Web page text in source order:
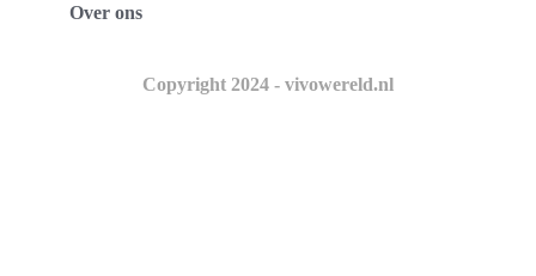
Over ons
Copyright 2024 - vivowereld.nl